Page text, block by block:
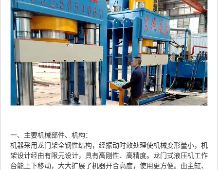
一、主要机械部件、机构：
机器采用龙门架全钢性结构，经振动时效处理使机械变形量小，机
架设计经由有限元设计，具有高刚性、高精度。龙门式液压机工作
台能上下移动，大大扩展了机器开合高度，使用更方便。由主缸、